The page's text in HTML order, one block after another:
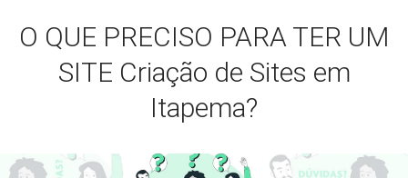
O QUE PRECISO PARA TER UM
SITE Criação de Sites em
Itapema?